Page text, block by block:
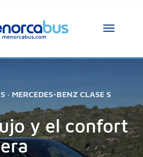
· MERCEDES-BENZ CLASE S
y el confort